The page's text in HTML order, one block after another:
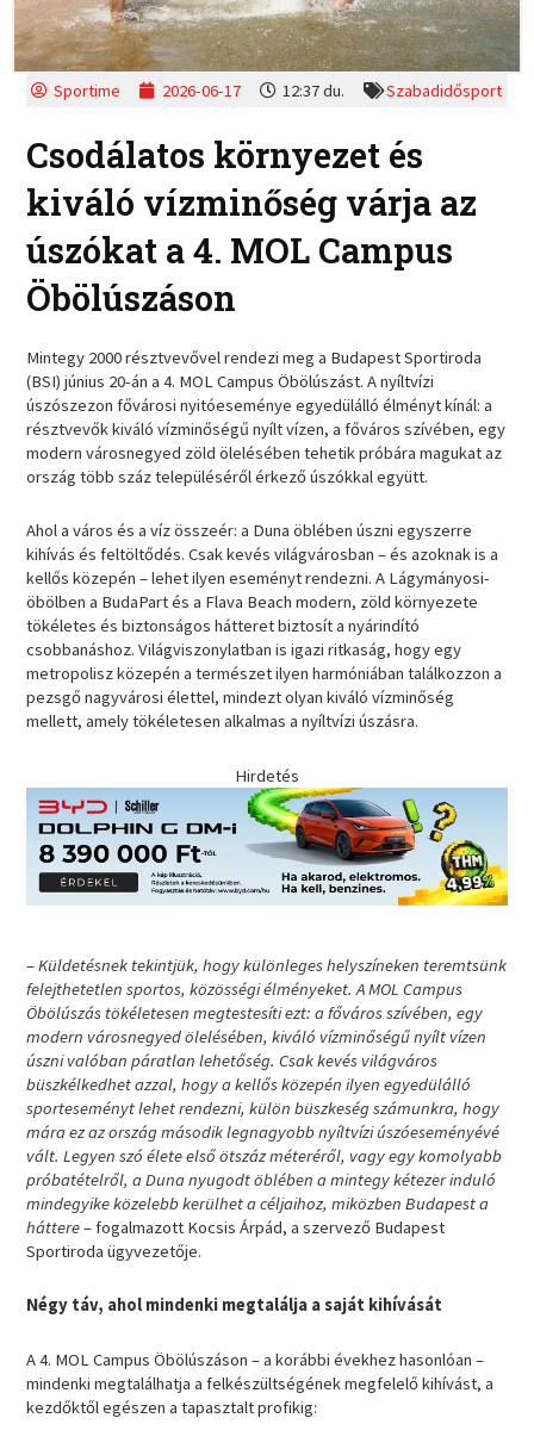
Sportime 2026-06-17 12:37 du. Szabadidősport
Csodálatos környezet és
kiváló vízminőség várja az
úszókat a 4. MOL Campus
Öbölúszáson
Mintegy 2000 résztvevővel rendezi meg a Budapest Sportiroda
(BSI) június 20-án a 4. MOL Campus Öbölúszást. A nyíltvízi
úszószezon fővárosi nyitóeseménye egyedülálló élményt kínál: a
résztvevők kiváló vízminőségű nyílt vízen, a főváros szívében, egy
modern városnegyed zöld ölelésében tehetik próbára magukat az
ország több száz településéről érkező úszókkal együtt.
Ahol a város és a víz összeér: a Duna öblében úszni egyszerre
kihívás és feltöltődés. Csak kevés világvárosban – és azoknak is a
kellős közepén – lehet ilyen eseményt rendezni. A Lágymányosi-
öbölben a BudaPart és a Flava Beach modern, zöld környezete
tökéletes és biztonságos hátteret biztosít a nyárindító
csobbanáshoz. Világviszonylatban is igazi ritkaság, hogy egy
metropolisz közepén a természet ilyen harmóniában találkozzon a
pezsgő nagyvárosi élettel, mindezt olyan kiváló vízminőség
mellett, amely tökéletesen alkalmas a nyíltvízi úszásra.
Hirdetés
–Küldetésnek tekintjük, hogy különleges helyszíneken teremtsünk
felejthetetlen sportos, közösségi élményeket. A MOL Campus
Öbölúszás tökéletesen megtestesíti ezt: a főváros szívében, egy
modern városnegyed ölelésében, kiváló vízminőségű nyílt vízen
úszni valóban páratlan lehetőség. Csak kevés világváros
büszkélkedhet azzal, hogy a kellős közepén ilyen egyedülálló
sporteseményt lehet rendezni, külön büszkeség számunkra, hogy
mára ez az ország második legnagyobb nyíltvízi úszóeseményévé
vált. Legyen szó élete első ötszáz méteréről, vagy egy komolyabb
próbatételről, a Duna nyugodt öblében a mintegy kétezer induló
mindegyike közelebb kerülhet a céljaihoz, miközben Budapest a
háttere– fogalmazott Kocsis Árpád, a szervező Budapest
Sportiroda ügyvezetője.
Négy táv, ahol mindenki megtalálja a saját kihívását
A 4. MOL Campus Öbölúszáson – a korábbi évekhez hasonlóan –
mindenki megtalálhatja a felkészültségének megfelelő kihívást, a
kezdőktől egészen a tapasztalt profikig: